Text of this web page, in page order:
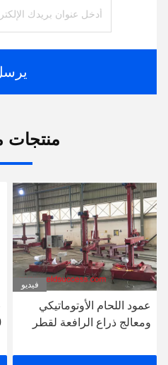
منتجات
فيديو
عمود اللحام الأوتوماتيكي
ومعالج ذراع الرافعة لقطر